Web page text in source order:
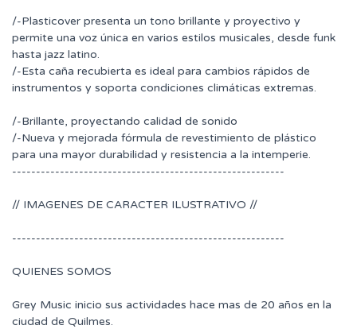
/-Plasticover presenta un tono brillante y proyectivo y
permite una voz única en varios estilos musicales, desde funk
hasta jazz latino.
/-Esta caña recubierta es ideal para cambios rápidos de
instrumentos y soporta condiciones climáticas extremas.
/-Brillante, proyectando calidad de sonido
/-Nueva y mejorada fórmula de revestimiento de plástico
para una mayor durabilidad y resistencia a la intemperie.
---------------------------------------------------------
// IMAGENES DE CARACTER ILUSTRATIVO //
---------------------------------------------------------
QUIENES SOMOS
Grey Music inicio sus actividades hace mas de 20 años en la
ciudad de Quilmes.